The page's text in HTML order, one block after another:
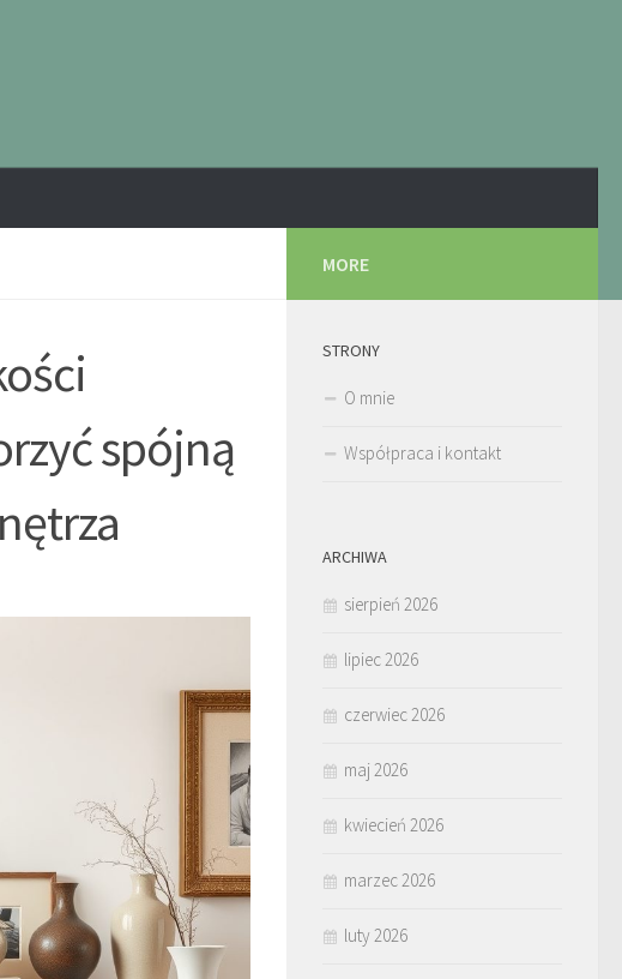
spójną
MORE
STRONY
O mnie
Współpraca i kontakt
ARCHIWA
sierpień 2026
lipiec 2026
czerwiec 2026
maj 2026
kwiecień 2026
marzec 2026
luty 2026